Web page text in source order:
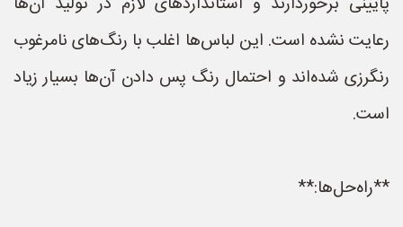
رعایت نشده است. این لباس‌ها اغلب با رنگ‌های نامرغوب
رنگرزی شده‌اند و احتمال رنگ پس دادن آن‌ها بسیار زیاد
است.
**راه‌حل‌ها:**